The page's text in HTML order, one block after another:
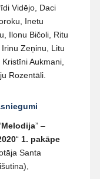
Vidējo, Daci
Inetu
Ilonu Bičoli, Ritu
Zeņinu, Litu
Aukmani,
Rozentāli.
Melodija” –
“ 1. pakāpe
Santa